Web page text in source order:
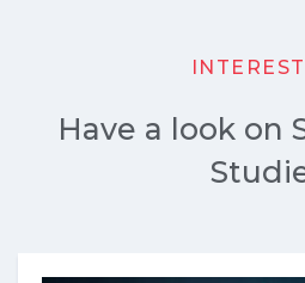
Have a look on